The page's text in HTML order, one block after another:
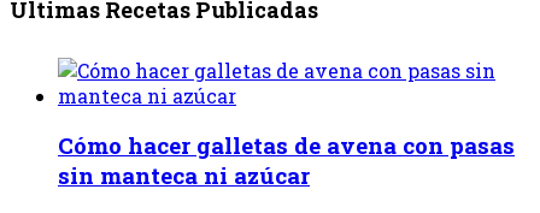
Últimas Recetas Publicadas
Cómo hacer galletas de avena con pasas
sin manteca ni azúcar